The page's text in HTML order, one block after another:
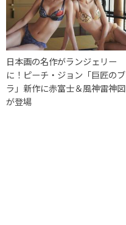
日本画の名作がランジェリー
に！ピーチ・ジョン「巨匠のブ
ラ」新作に赤富士＆風神雷神図
が登場